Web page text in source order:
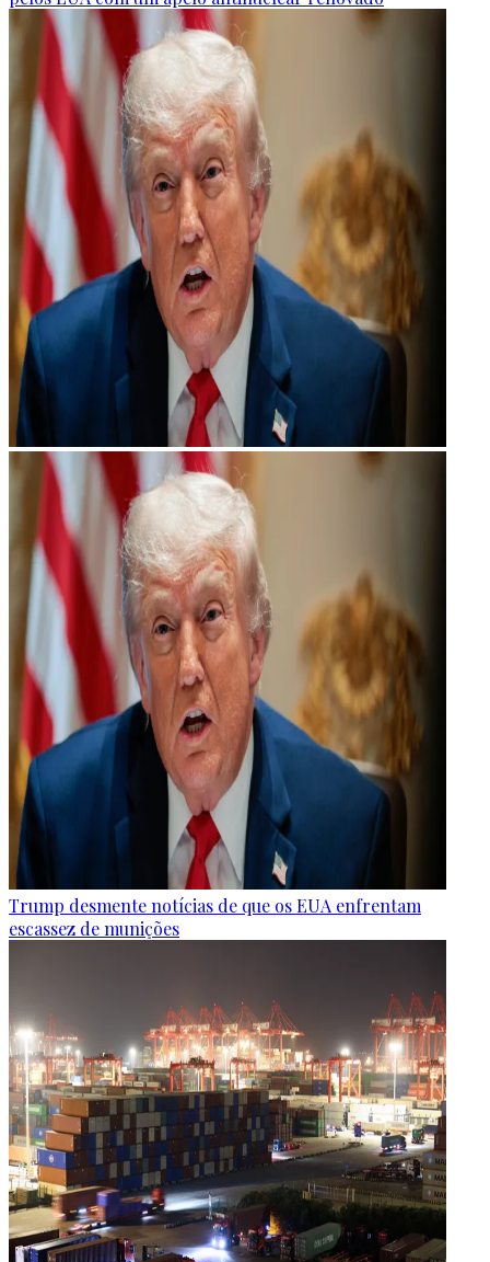
Trump desmente notícias de que os EUA enfrentam
escassez de munições